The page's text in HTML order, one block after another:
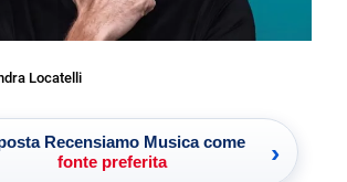
Locatelli
Recensiamo Musica come
fonte preferita
›